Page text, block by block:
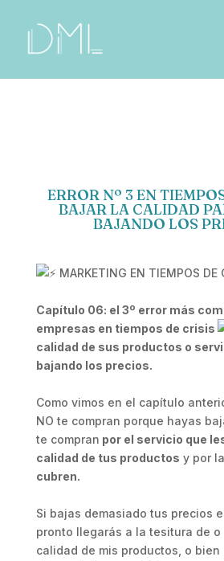
ERROR Nº 3 EN
BAJAR LA CALIDAD
BAJANDO LOS
MARKETING EN TIEMPOS DE
Capítulo 06: el 3º error más
empresas en tiempos de crisis
calidad de sus productos o
bajando los precios.
Como vimos en el capítulo
NO te compran porque hayas
te compran por el servicio que
calidad de tus productos y por la
cubren.
Si bajas demasiado tus precios
pronto llegarás a la tesitura de
calidad de mis productos, o bien